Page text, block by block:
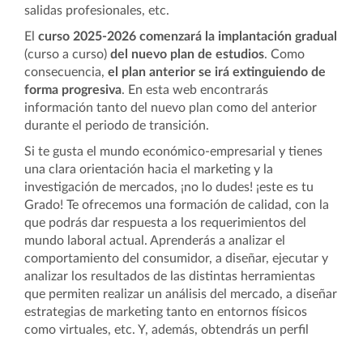
salidas profesionales, etc.
El curso 2025-2026 comenzará la implantación gradual
(curso a curso) del nuevo plan de estudios. Como
consecuencia, el plan anterior se irá extinguiendo de
forma progresiva. En esta web encontrarás
información tanto del nuevo plan como del anterior
durante el periodo de transición.
Si te gusta el mundo económico-empresarial y tienes
una clara orientación hacia el marketing y la
investigación de mercados, ¡no lo dudes! ¡este es tu
Grado! Te ofrecemos una formación de calidad, con la
que podrás dar respuesta a los requerimientos del
mundo laboral actual. Aprenderás a analizar el
comportamiento del consumidor, a diseñar, ejecutar y
analizar los resultados de las distintas herramientas
que permiten realizar un análisis del mercado, a diseñar
estrategias de marketing tanto en entornos físicos
como virtuales, etc. Y, además, obtendrás un perfil